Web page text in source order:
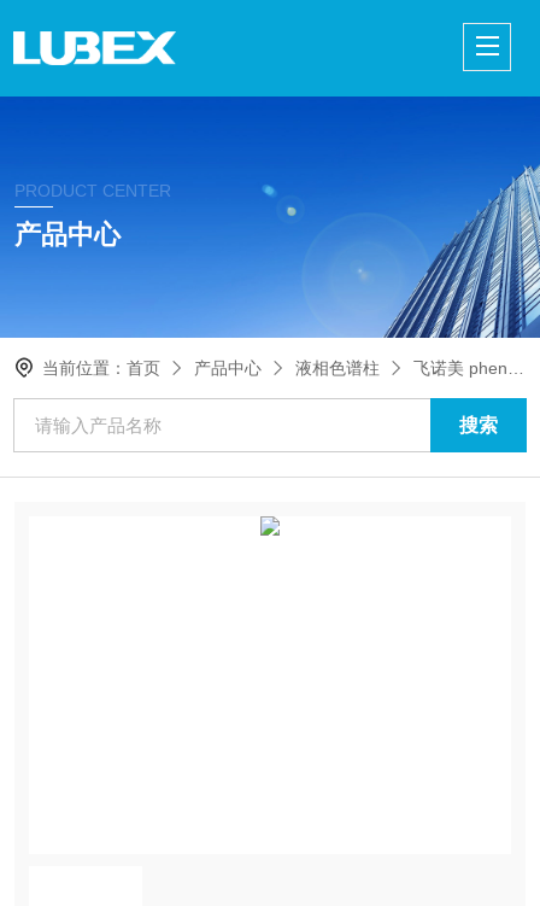
PRODUCT CENTER
产品中心
当前位置：首页 产品中心 液相色谱柱 飞诺美 phenomenex